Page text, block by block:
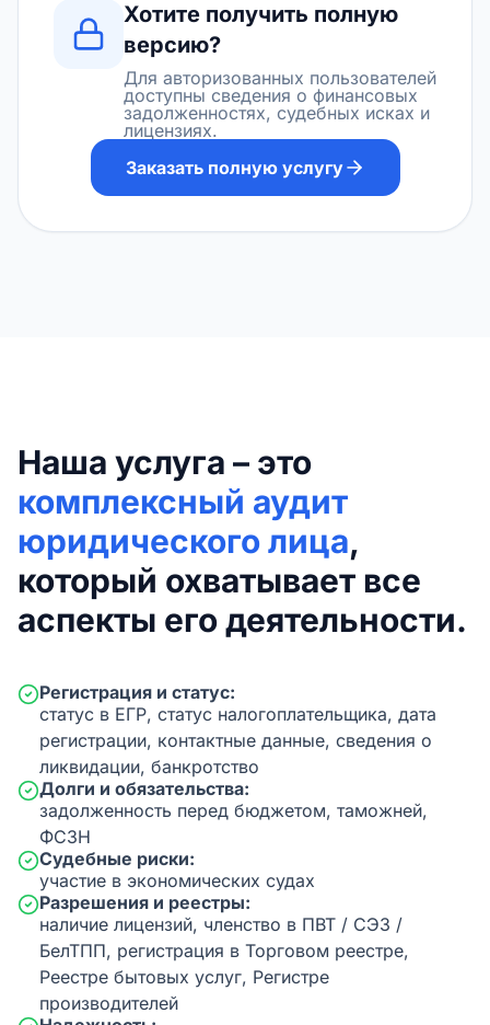
Хотите получить полную
версию?
Для авторизованных пользователей
доступны сведения о финансовых
задолженностях, судебных исках и
лицензиях.
Заказать полную услугу
Наша услуга – это
комплексный аудит
юридического лица,
который охватывает все
аспекты его деятельности.
Регистрация и статус:
статус в ЕГР, статус налогоплательщика, дата
регистрации, контактные данные, сведения о
ликвидации, банкротство
Долги и обязательства:
задолженность перед бюджетом, таможней,
ФСЗН
Судебные риски:
участие в экономических судах
Разрешения и реестры:
наличие лицензий, членство в ПВТ / СЭЗ /
БелТПП, регистрация в Торговом реестре,
Реестре бытовых услуг, Регистре
производителей